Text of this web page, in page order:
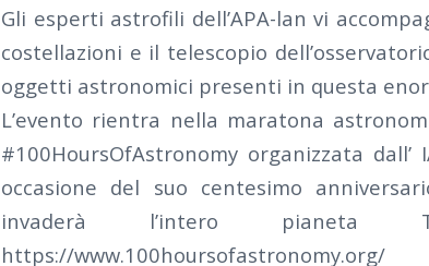
Gli esperti astrofili dell’APA-lan vi
costellazioni e il telescopio
oggetti astronomici presenti in questa
L’evento rientra nella maratona
#100HoursOfAstronomy organizzata
occasione del suo centesimo
invaderà l’intero
https://www.100hoursofastronomy.org/